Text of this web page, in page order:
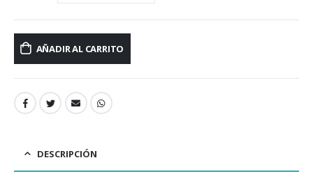
799,00€
AÑADIR AL CARRITO
DESCRIPCIÓN